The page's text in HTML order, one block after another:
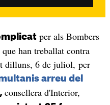
per als Bombers
han treballat contra
dilluns, 6 de juliol, per
arreu del
consellera d'Interior,